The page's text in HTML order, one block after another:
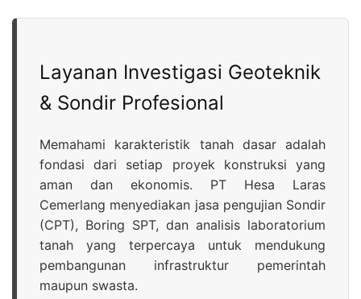
Layanan Investigasi Geoteknik
& Sondir Profesional
Memahami karakteristik tanah dasar adalah
fondasi dari setiap proyek konstruksi yang
aman dan ekonomis. PT Hesa Laras
Cemerlang menyediakan jasa pengujian Sondir
(CPT), Boring SPT, dan analisis laboratorium
tanah yang terpercaya untuk mendukung
pembangunan infrastruktur pemerintah
maupun swasta.